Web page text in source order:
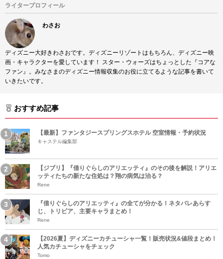
ライタープロフィール
わさお
ディズニー大好きわさおです。ディズニーリゾートはもちろん、ディズニー映
画・キャラクターを愛しています！ スター・ウォーズはちょっとした『コアな
ファン』。みなさまのディズニー情報収集のお役に立てるような記事を書いて
いきたいです。
おすすめ記事
【最新】ファンタジースプリングスホテル 空室情報・予約状況
キャステル編集部
【ジブリ】『借りぐらしのアリエッティ』のその後を解説！アリエ
ッティたちの新たな住処は？翔の病気は治る？
Rene
『借りぐらしのアリエッティ』の全てが分かる！ネタバレあらす
じ、トリビア、主要キャラまとめ！
Rene
【2026夏】ディズニーカチューシャ一覧！販売状況&値段まとめ！
人気カチューシャをチェック
Tomo